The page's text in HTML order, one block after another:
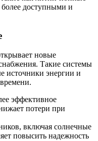
более доступными и
новые
Такие системы
источники энергии и
эффективное
потери при
включая солнечные
повысить надежность